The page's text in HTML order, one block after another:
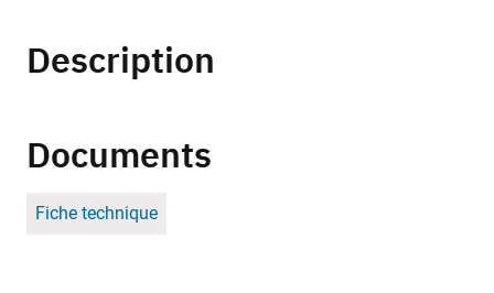
Description
Documents
Fiche technique